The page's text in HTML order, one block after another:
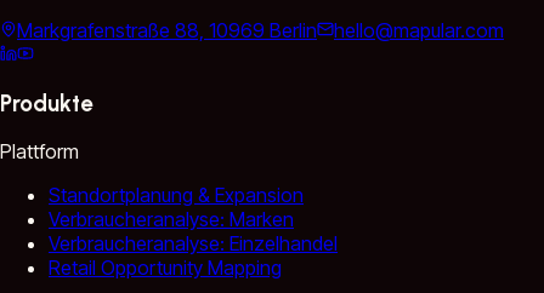
Markgrafenstraße 88, 10969 Berlin
hello@mapular.com
Produkte
Plattform
Standortplanung & Expansion
Verbraucheranalyse: Marken
Verbraucheranalyse: Einzelhandel
Retail Opportunity Mapping